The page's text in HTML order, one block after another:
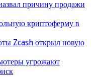
причину продажи
криптоферму в
Zcash открыл новую
угрожают